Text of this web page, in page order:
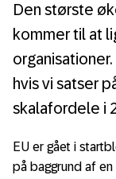
Den største
kommer til at
hvis vi satser
skalafordele i
EU er gået i
på baggrund af